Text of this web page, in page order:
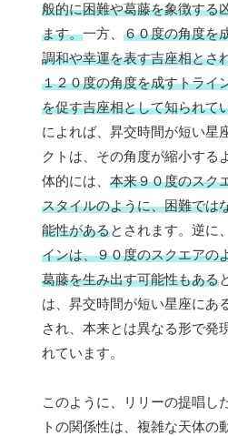
般的に困難や葛藤を象徴する
ます。一方、 ６０度の角度を
調和や幸運を表す吉座相とさ
１２０度の角度を成すトライ
を促す吉座相として知られて
によれば、昇交時間が短い星
クトは、その角度が縮小する
体的には、 本来９０度のスク
スタイルのように、困難では
能性があるとされます。逆に、
インは、９０度のスクエアの
葛藤を生み出す可能性もある
は、昇交時間が短い星座にあ
され、本来とは異なる形で発
れています。
このように、リリーの提唱し
トの関係性は、複雑な天体の